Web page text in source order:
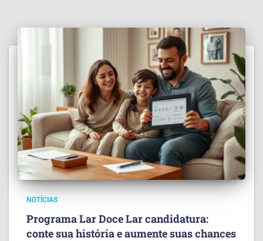
NOTÍCIAS
Programa Lar Doce Lar candidatura:
conte sua história e aumente suas chances